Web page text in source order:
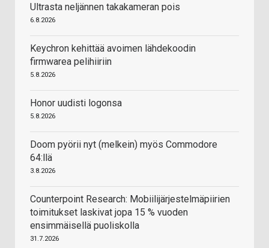
Ultrasta neljännen takakameran pois
6.8.2026
Keychron kehittää avoimen lähdekoodin
firmwarea pelihiiriin
5.8.2026
Honor uudisti logonsa
5.8.2026
Doom pyörii nyt (melkein) myös Commodore
64:llä
3.8.2026
Counterpoint Research: Mobiilijärjestelmäpiirien
toimitukset laskivat jopa 15 % vuoden
ensimmäisellä puoliskolla
31.7.2026